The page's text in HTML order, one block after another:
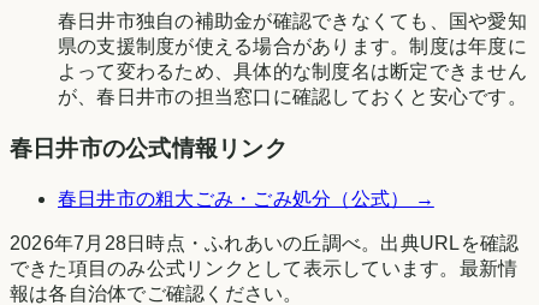
春日井市独自の補助金が確認できなくても、国や愛知
県の支援制度が使える場合があります。制度は年度に
よって変わるため、具体的な制度名は断定できません
が、春日井市の担当窓口に確認しておくと安心です。
春日井市の公式情報リンク
春日井市の粗大ごみ・ごみ処分（公式） →
2026年7月28日時点 ・ふれあいの丘調べ。出典URLを確認
できた項目のみ公式リンクとして表示しています。最新情
報は各自治体でご確認ください。